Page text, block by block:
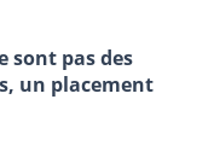
sont pas des
un placement